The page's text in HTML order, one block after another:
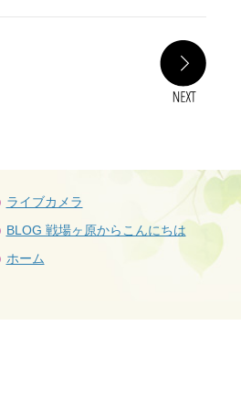
ライブカメラ
BLOG 戦場ヶ原からこんにちは
ホーム